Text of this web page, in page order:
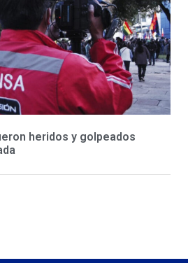
heridos y golpeados